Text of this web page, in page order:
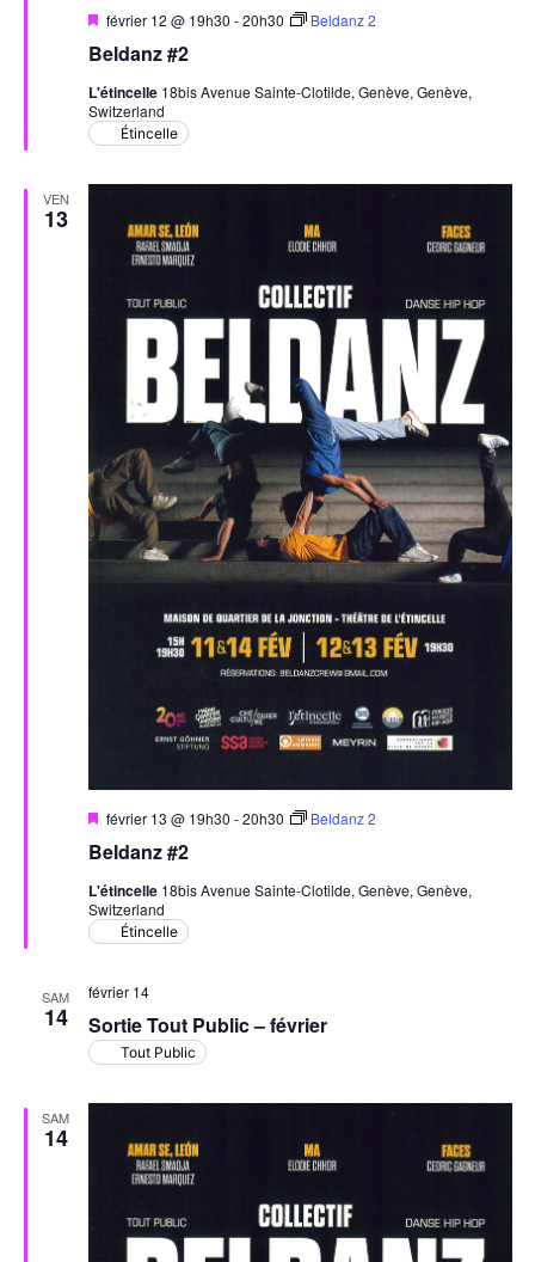
Beldanz #2
Mis
avant
février 12 @ 19h30 -20h30 Beldanz 2
L'étincelle 18bis Avenue Sainte-Clotilde, Genève, Genève,
Switzerland
Étincelle
VEN
13
Beldanz #2
Mis
avant
février 13 @ 19h30 -20h30 Beldanz 2
L'étincelle 18bis Avenue Sainte-Clotilde, Genève, Genève,
Switzerland
Étincelle
SAM
14 Sortie Tout Public – février
février 14
Tout Public
SAM
14